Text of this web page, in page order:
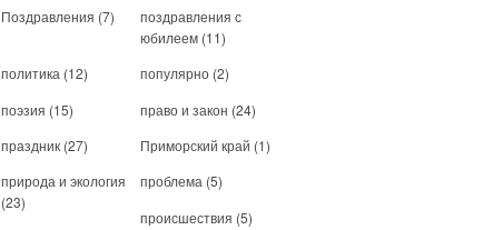
Поздравления (7)
поздравления с
юбилеем (11)
политика (12) популярно (2)
поэзия (15) право и закон (24)
праздник (27) Приморский край (1)
природа и экология
(23)
проблема (5)
происшествия (5)